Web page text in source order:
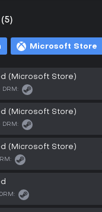
Microsoft Store
(Microsoft Store)
DRM:
(Microsoft Store)
DRM:
(Microsoft Store)
DRM: